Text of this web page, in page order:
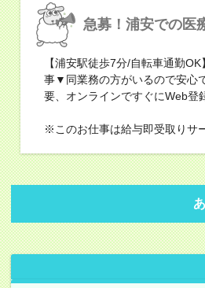
急募！浦安での医
【浦安駅徒歩7分/自転車通勤
事▼同業務の方がいるので安心
要、オンラインですぐにWeb
※このお仕事は給与即受取りサ